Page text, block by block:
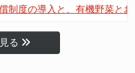
制度の導入と、有機野菜と
る